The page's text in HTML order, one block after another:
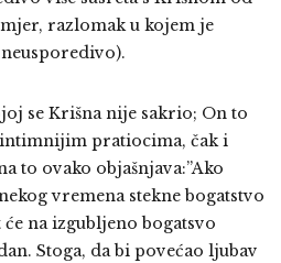
razlomak u kojem je
se Krišna nije sakrio; On to
pratiocima, čak i
to ovako objašnjava:”Ako
vremena stekne bogatstvo
na izgubljeno bogatsvo
Stoga, da bi povećao ljubav